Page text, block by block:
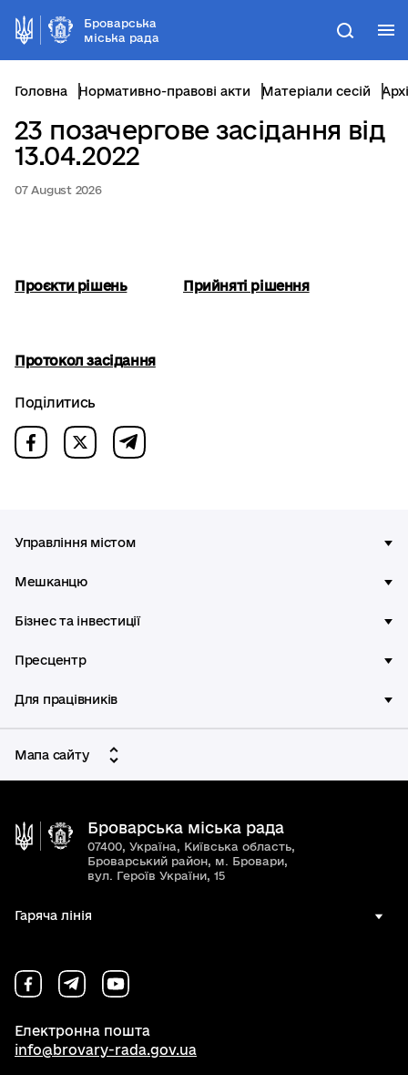
Броварська
міська рада
Пошук
Головна Нормативно-правові акти Матеріали сесій
23 позачергове засідання від
13.04.2022
07 August 2026
Проєкти рішень Прийняті рішення
Протокол засідання
Поділитись
Управління містом
Мешканцю
Бізнес та інвестиції
Пресцентр
Для працівників
Мапа сайту
Броварська міська рада
07400, Україна, Київська область,
Броварський район, м. Бровари,
вул. Героїв України, 15
Гаряча лінія
Електронна пошта
info@brovary-rada.gov.ua